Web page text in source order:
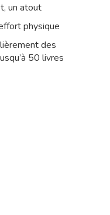
un atout
physique
des
50 livres